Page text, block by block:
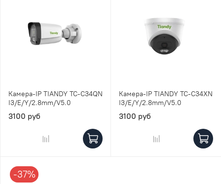
Камера-IP TIANDY TC-C34QN
I3/E/Y/2.8mm/V5.0
3100 руб
Камера-IP TIANDY TC-C34XN
I3/E/Y/2.8mm/V5.0
3100 руб
-37%